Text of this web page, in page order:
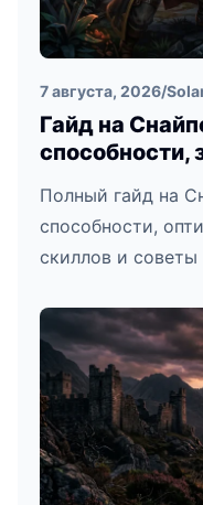
7 августа, 2026/
Гайд на
способности,
Полный гайд на
способности,
скиллов и